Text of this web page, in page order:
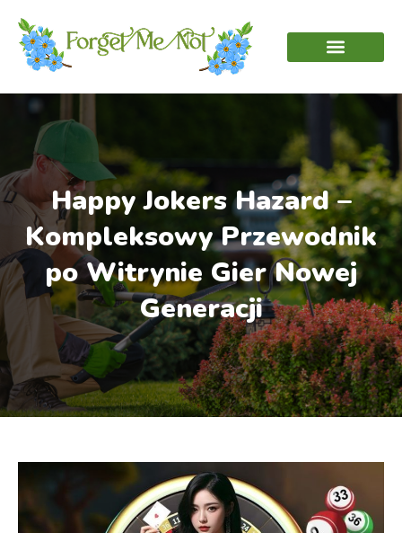
Happy Jokers Hazard –
Kompleksowy Przewodnik
po Witrynie Gier Nowej
Generacji